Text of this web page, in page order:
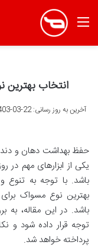
منو
انتخاب
آخرین به روز رسانی: 22-03-1403
حفظ بهداشت دهان و
یکی از ابزارهای مهم
باشد. با توجه به تنوع
بهترین نوع مسواک
باشد. در این مقاله، به
توجه قرار داده شود و
پرداخته خواهد شد.